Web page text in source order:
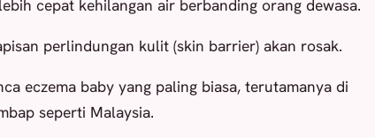
cepat kehilangan air berbanding orang dewasa.
perlindungan kulit (skin barrier) akan rosak.
eczema baby yang paling biasa, terutamanya di
seperti Malaysia.